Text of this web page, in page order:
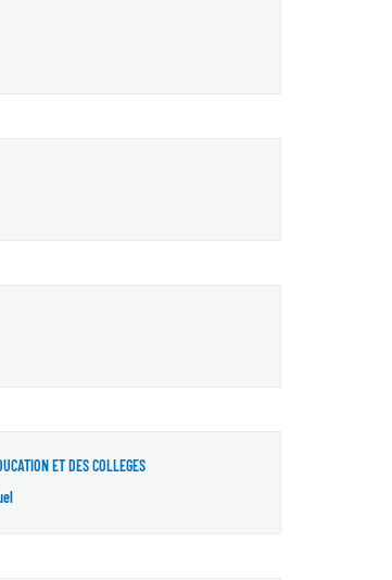
ET DES COLLEGES